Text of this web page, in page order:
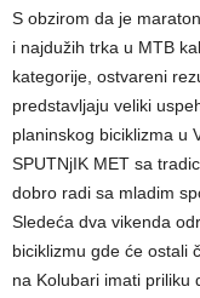
S obzirom da je
i najdužih trka u MTB
kategorije, ostvareni
predstavljaju veliki
planinskog biciklizma u
SPUTNjIK MET sa
dobro radi sa mladim
Sledeća dva vikenda
biciklizmu gde će ostali
na Kolubari imati priliku